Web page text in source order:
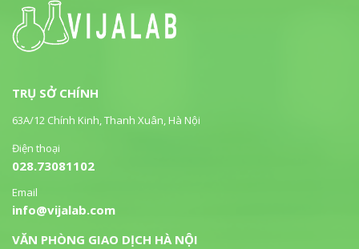
TRỤ SỞ CHÍNH
63A/12 Chính Kinh, Thanh Xuân, Hà Nội
Điện thoại
028.73081102
Email
info@vijalab.com
VĂN PHÒNG GIAO DỊCH HÀ NỘI